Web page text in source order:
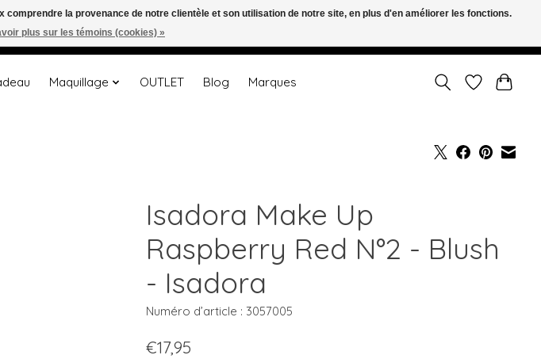
Maquillage OUTLET Blog Marques
Isadora Make Up
Raspberry Red N°2 - Blush
- Isadora
Numéro d’article : 3057005
€17,95
la provenance de notre clientèle et son utilisation de notre site, en plus d'en améliorer les fonctions.
plus sur les témoins (cookies) »